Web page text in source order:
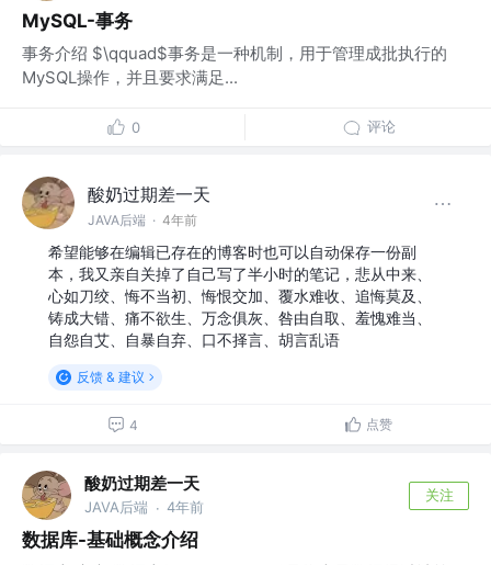
MySQL-事务
事务介绍 $\qquad$事务是一种机制，用于管理成批执行的
MySQL操作，并且要求满足...
0 评论
酸奶过期差一天
JAVA后端 · 4年前
希望能够在编辑已存在的博客时也可以自动保存一份副
本，我又亲自关掉了自己写了半小时的笔记，悲从中来、
心如刀绞、悔不当初、悔恨交加、覆水难收、追悔莫及、
铸成大错、痛不欲生、万念俱灰、咎由自取、羞愧难当、
自怨自艾、自暴自弃、口不择言、胡言乱语
反馈 & 建议
4 点赞
酸奶过期差一天
JAVA后端 · 4年前
关注
数据库-基础概念介绍